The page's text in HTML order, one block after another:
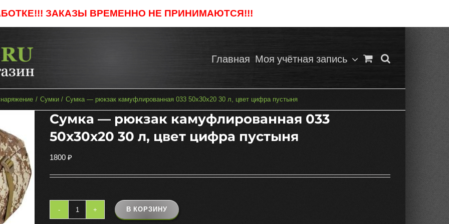
ЗАКАЗЫ ВРЕМЕННО НЕ ПРИНИМАЮТСЯ!!!
Главная Моя учётная запись
Сумки Сумка — рюкзак камуфлированная 033 50х30х20 30 л, цвет цифра пустыня
Сумка — рюкзак камуфлированная 033
50х30х20 30 л, цвет цифра пустыня
1800 ₽
Количество
В КОРЗИНУ